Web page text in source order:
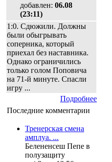
добавлен: 06.08
(23:11)
1:0. Сдюжили. Должны
были обыгрывать
соперника, который
приехал без наставника.
Однако ограничились
только голом Поповича
на 71-й минуте. Спасли
игру ...
Подробнее
Последние комментарии
Тренерская смена
амплуа. ...
Белененсеш Пепе в
полузащиту